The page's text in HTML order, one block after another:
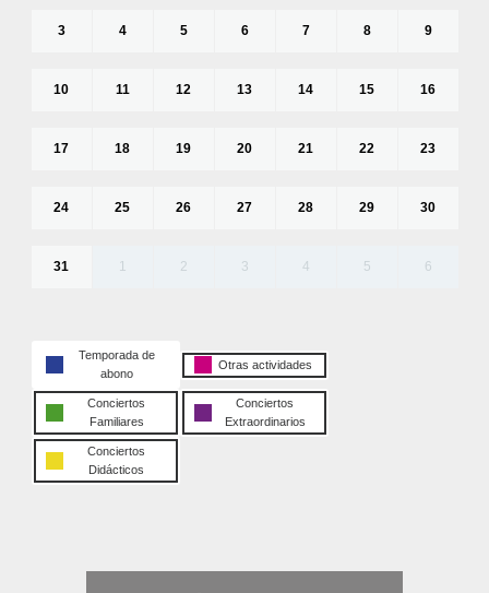
3 4 5 6 7 8 9
10 11 12 13 14 15 16
17 18 19 20 21 22 23
24 25 26 27 28 29 30
31 1 2 3 4 5 6
Temporada de
abono
Otras actividades
Conciertos
Familiares
Conciertos
Extraordinarios
Conciertos
Didácticos